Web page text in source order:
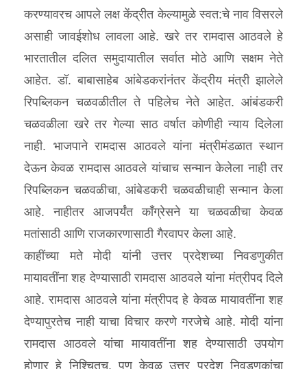
करण्यावरच आपले लक्ष केंद्रीत केल्यामुळे स्वत:चे नाव विसरले
असाही जावईशोध लावला आहे. खरे तर रामदास आठवले हे
भारतातील दलित समुदायातील सर्वात मोठे आणि सक्षम नेते
आहेत. डॉ. बाबासाहेब आंबेडकरांनंतर केंद्रीय मंत्री झालेले
रिपब्लिकन चळवळीतील ते पहिलेच नेते आहेत. आंबंडकरी
चळवळीला खरे तर गेल्या साठ वर्षात कोणीही न्याय दिलेला
नाही. भाजपाने रामदास आठवले यांना मंत्रीमंडळात स्थान
देऊन केवळ रामदास आठवले यांचाच सन्मान केलेला नाही तर
रिपब्लिकन चळवळीचा, आंबेडकरी चळवळीचाही सन्मान केला
आहे. नाहीतर आजपर्यंत कॉंग्रेसने या चळवळीचा केवळ
मतांसाठी आणि राजकारणासाठी गैरवापर केला आहे.
काहींच्या मते मोदी यांनी उत्तर प्रदेशच्या निवडणुकीत
मायावतींना शह देण्यासाठी रामदास आठवले यांना मंत्रीपद दिले
आहे. रामदास आठवले यांना मंत्रीपद हे केवळ मायावतींना शह
देण्यापुरतेच नाही याचा विचार करणे गरजेचे आहे. मोदी यांना
रामदास आठवले यांचा मायावतींना शह देण्यासाठी उपयोग
होणार हे निश्‍चितच. पण केवळ उत्तर प्रदेश निवडणुकांचा